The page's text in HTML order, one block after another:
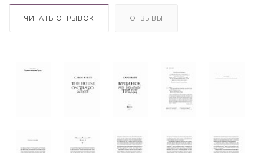
ЧИТАТЬ ОТРЫВОК ОТЗЫВЫ